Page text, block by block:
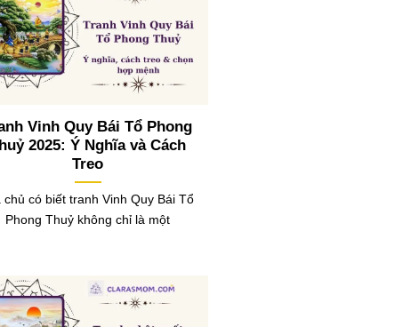
Vinh Quy Bái Tổ Phong
2025: Ý Nghĩa và Cách
Treo
chủ có biết tranh Vinh Quy Bái Tổ
Phong Thuỷ không chỉ là một